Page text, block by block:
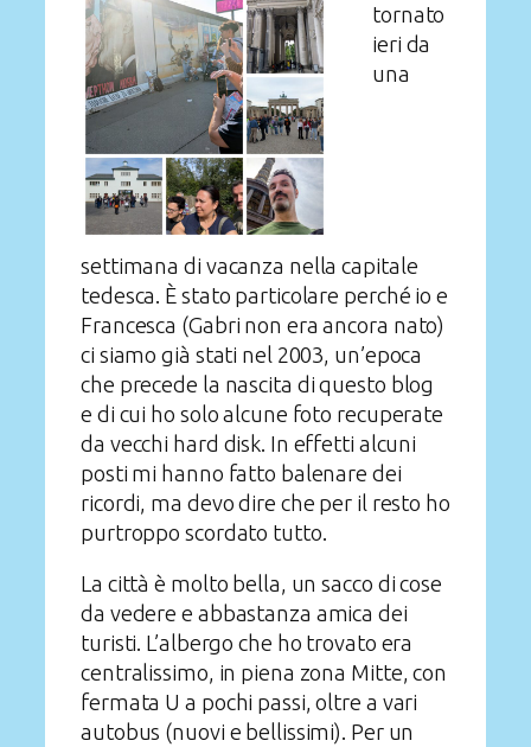
tornato
ieri da
una
settimana di vacanza nella capitale
tedesca. È stato particolare perché io e
Francesca (Gabri non era ancora nato)
ci siamo già stati nel 2003, un’epoca
che precede la nascita di questo blog
e di cui ho solo alcune foto recuperate
da vecchi hard disk. In effetti alcuni
posti mi hanno fatto balenare dei
ricordi, ma devo dire che per il resto ho
purtroppo scordato tutto.
La città è molto bella, un sacco di cose
da vedere e abbastanza amica dei
turisti. L’albergo che ho trovato era
centralissimo, in piena zona Mitte, con
fermata U a pochi passi, oltre a vari
autobus (nuovi e bellissimi). Per un